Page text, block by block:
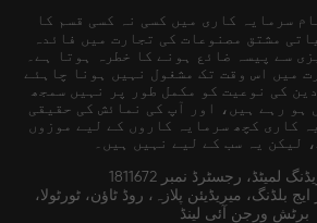
سرمایہ کاری میں کسی نہ کسی قسم کا
مشتق مصنوعات کی تجارت میں فائدہ
سے پیسہ ضائع ہونے کا خطرہ ہوتا ہے۔
میں اس وقت تک مشغول نہیں ہونا چاہئے
کی نوعیت کو مکمل طور پر نہیں سمجھ
ہو رہے ہیں، اور آپ کی نمائش کی حقیقی
کاری کچھ سرمایہ کاروں کے لیے موزوں
لیکن یہ سب کے لیے نہیں ہیں۔
لمیٹڈ، رجسٹرڈ نمبر 1811672
بلڈنگ، میریڈیئن پلازہ، روڈ ٹاؤن، ٹورٹولا،
برٹش ورجن آئی لینڈ